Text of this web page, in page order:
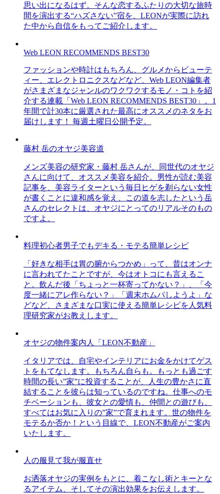
思い出になるはず。そんな恋するふたりの大切な旅時
間を演出する“ハズさない”宿を、LEONが実際に訪れ
た中から自信をもってご紹介します。
Web LEON RECOMMENDS BEST30
ファッションや時計はもちろん、グルメからビューテ
ィー、エレクトロニクスなどなど、Web LEON編集者
がさまざまなジャンルのワクワクするモノ・コトを紹
介する連載「Web LEON RECOMMENDS BEST30」。1
年間で計30本に厳選された最高にオススメのネタをお
届けします！ 毎週土曜日公開予定。
藤村 岳のオヤジ美容道
メンズ美容の研究家・藤村 岳さんが、同世代のオヤジ
さんに向けて、オススメ美容を紹介。男性が読む美容
記事を、美容ライターという毎日ヒゲを剃らない女性
が書くことに違和感を覚え、この道を志したという岳
さんのセレクトは、オヤジにとってのリアルそのもの
ですよ。
料理初心者男子でもデキる・モテる簡単レシピ
「好きな相手は胃の腑からつかめ」って、昔はオンナ
に言われてたことですが、今はオトコにも言えるこ
と。飲んだ後「ちょっと一杯寄ってかない？」、「今
度一緒にアレ作らない？」「週末ホムパしようよ」な
どなど、さまざまな口実に使える簡単レシピを人気料
理研究家がお教えします。
オヤジの物件案内人「LEON不動産」
イタリアでは、自宅やインテリアにお金をかけてゲス
トをもてなします。もちろん自らも。もっとも過ごす
時間の長い”家”に投資することが、人生の豊かさに直
結することを彼らは知っているのですね。仕事へのモ
チベーションも、彼女との愛情も、仲間との遊びも、
すべてはお気に入りの”家”で育まれます。世の物件を
モテるか否か！という目線で、LEON不動産がご案内
いたします。
人の服見て我が服直せ
お洒落オヤジの実例をもとに、着こなし術とキーとな
るアイテム、そしてその演出効果をお伝えします。